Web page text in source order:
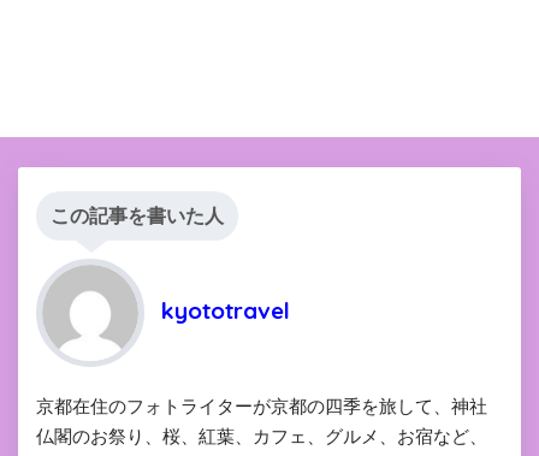
この記事を書いた人
kyototravel
京都在住のフォトライターが京都の四季を旅して、神社
仏閣のお祭り、桜、紅葉、カフェ、グルメ、お宿など、